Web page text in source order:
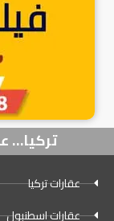
تركيا…
عقارات تركيا
عقارات اسطنبول